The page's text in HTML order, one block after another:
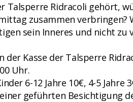
Talsperre Ridracoli gehört,
zusammen verbringen?
sein Inneres und nicht
Kasse der Talsperre
Uhr.
6-12 Jahre 10€, 4-5 Jahre
geführten Besichtigung